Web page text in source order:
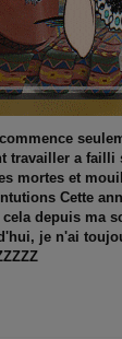
travailler a failli
mortes et
Cette
depuis ma
je n'ai